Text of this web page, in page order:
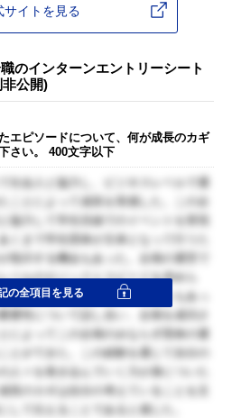
サイトを見る
のインターンエントリーシート
公開)
エピソードについて、何が成長のカギ
さい。 400文字以下
社会人と協力し、ビジネスレベルで通
ことによって成長を実感した。この企
協力して学生目線でのイベントを実現
くまで学生団体が主体となって行うた
指示する機会もあった。企画の運営で
ベルのロジックとスピードを求めら
を共有することに苦労したこともあっ
要性について話し合い、企画を成功さ
によってこの企画のみならず団体の運
とができた。この経験を通じて自分の
人々を巻き込んでいく力が身についた
長のカギは自分の考えていることを文
して伝えることであると感じた。
の全項目を見る